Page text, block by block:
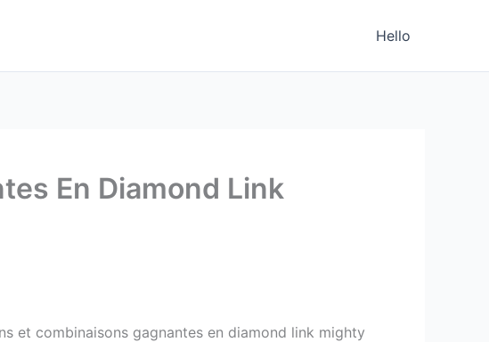
Hello
En Diamond Link
et combinaisons gagnantes en diamond link mighty